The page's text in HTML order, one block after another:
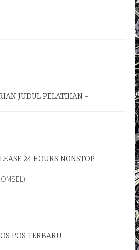
JUDUL PELATIHAN
24 HOURS NONSTOP
POS TERBARU